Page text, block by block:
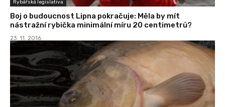
Rybářská legislativa
Boj o budoucnost Lipna pokračuje: Měla by mít
nástražní rybička minimální míru 20 centimetrů?
23. 11. 2016